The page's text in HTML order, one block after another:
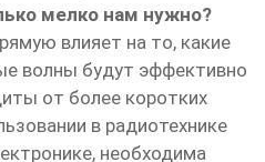
мелко нам нужно?
влияет на то, какие
волны будут эффективно
от более коротких
в радиотехнике
необходима